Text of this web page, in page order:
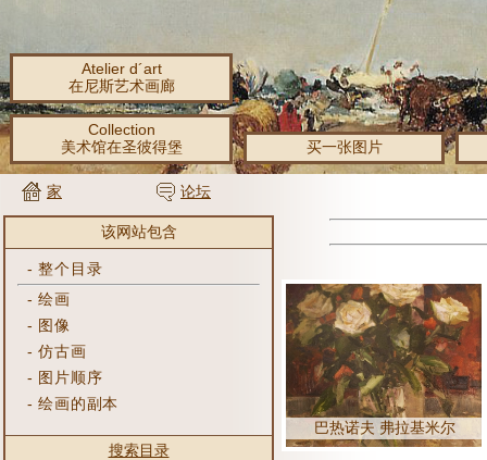
Atelier d´art
在尼斯艺术画廊
Collection
美术馆在圣彼得堡
买一张图片
家 论坛
该网站包含
-整个目录
-绘画
- 图像
-仿古画
- 图片顺序
-绘画的副本
搜索目录
巴热诺夫 弗拉基米尔